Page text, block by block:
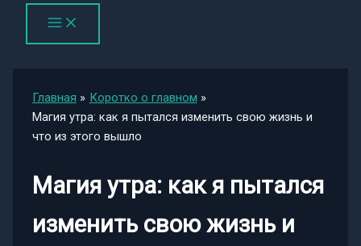
Главная
Коротко о главном
Магия утра: как я пытался изменить свою жизнь и
что из этого вышло
Магия утра: как я пытался
изменить свою жизнь и